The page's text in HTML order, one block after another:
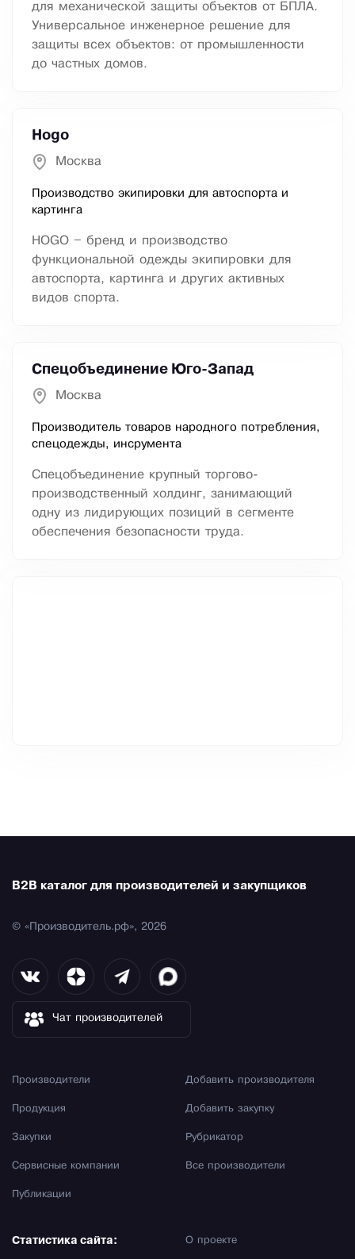
для механической защиты объектов от БПЛА.
Универсальное инженерное решение для
защиты всех объектов: от промышленности
до частных домов.
Hogo
Москва
Производство экипировки для автоспорта и
картинга
HOGO – бренд и производство
функциональной одежды экипировки для
автоспорта, картинга и других активных
видов спорта.
Спецобъединение Юго-Запад
Москва
Производитель товаров народного потребления,
спецодежды, инсрумента
Спецобъединение крупный торгово-
производственный холдинг, занимающий
одну из лидирующих позиций в сегменте
обеспечения безопасности труда.
B2B каталог для производителей и закупщиков
© «Производитель.рф», 2026
Чат производителей
Производители
Продукция
Закупки
Сервисные компании
Публикации
Добавить производителя
Добавить закупку
Рубрикатор
Все производители
О проекте
Статистика сайта: